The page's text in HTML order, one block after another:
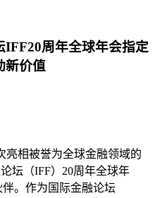
周年全球年会指定
新价值
相被誉为全球金融领域的
坛（IFF）20周年全球年
。作为国际金融论坛